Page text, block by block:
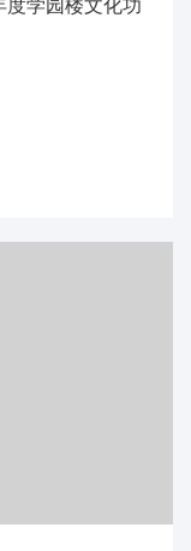
度学园楼文化功